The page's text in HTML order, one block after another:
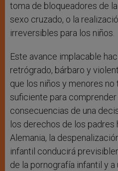
toma de bloqueadores de
sexo cruzado, o la
irreversibles para los niños.
Este avance implacable
retrógrado, bárbaro y
que los niños y menores no
suficiente para
consecuencias de una
los derechos de los padres
Alemania, la
infantil conducirá
de la pornografía infantil y